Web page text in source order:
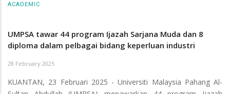
ACADEMIC
UMPSA tawar 44 program Ijazah Sarjana Muda dan 8
diploma dalam pelbagai bidang keperluan industri
28 February 2025
KUANTAN, 23 Februari 2025 - Universiti Malaysia Pahang Al-